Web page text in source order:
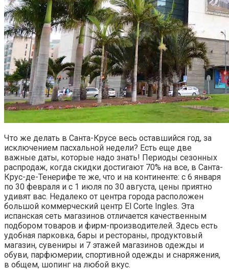
Что же делать в Санта-Крусе весь оставшийся год, за
исключением пасхальной недели? Есть еще две
важные даты, которые надо знать! Периоды сезонных
распродаж, когда скидки достигают 70% на все, в Санта-
Крус-де-Тенерифе те же, что и на континенте: с 6 января
по 30 февраля и с 1 июля по 30 августа, цены приятно
удивят вас. Недалеко от центра города расположен
большой коммерческий центр El Corte Ingles. Эта
испанская сеть магазинов отличается качественным
подбором товаров и фирм-производителей. Здесь есть
удобная парковка, бары и рестораны, продуктовый
магазин, сувениры и 7 этажей магазинов одежды и
обуви, парфюмерии, спортивной одежды и снаряжения,
в общем, шопинг на любой вкус.